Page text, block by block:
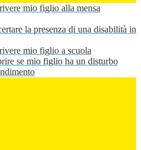
mio figlio alla mensa
la presenza di una disabilità in
mio figlio a scuola
se mio figlio ha un disturbo